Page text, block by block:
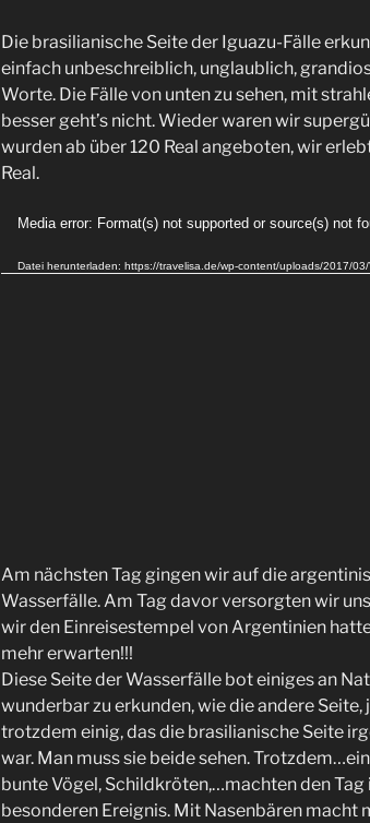
Die brasilianische Seite der Iguazu-Fälle
einfach unbeschreiblich, unglaublich,
Worte. Die Fälle von unten zu sehen, mit
besser geht’s nicht. Wieder waren wir
wurden ab über 120 Real angeboten, wir
Real.
Video-
Media error: Format(s) not supported or source(s) not
Datei herunterladen: https://travelisa.de/wp-content/uploads/2017/
Am nächsten Tag gingen wir auf die
Wasserfälle. Am Tag davor versorgten wir
wir den Einreisestempel von Argentinien
mehr erwarten!!!
Diese Seite der Wasserfälle bot einiges an
wunderbar zu erkunden, wie die andere
trotzdem einig, das die brasilianische Seite
war. Man muss sie beide sehen.
bunte Vögel, Schildkröten,…machten den Tag
besonderen Ereignis. Mit Nasenbären macht